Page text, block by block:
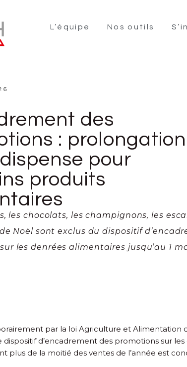
L’équipe Nos outils
des
: prolongation
pour
produits
les chocolats, les champignons, les
Noël sont exclus du dispositif
les denrées alimentaires jusqu’au 1
par la loi Agriculture et Alimentation
dispositif d’encadrement des promotions sur
plus de la moitié des ventes de l’année est